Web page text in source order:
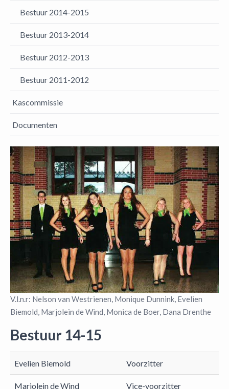
Bestuur 2014-2015
Bestuur 2013-2014
Bestuur 2012-2013
Bestuur 2011-2012
Kascommissie
Documenten
V.l.n.r: Nelson van Westrienen, Monique Dunnink, Evelien
Biemold, Marjolein de Wind, Monica de Boer, Dana Drenthe
Bestuur 14-15
Evelien Biemold Voorzitter
Marjolein de Wind Vice-voorzitter